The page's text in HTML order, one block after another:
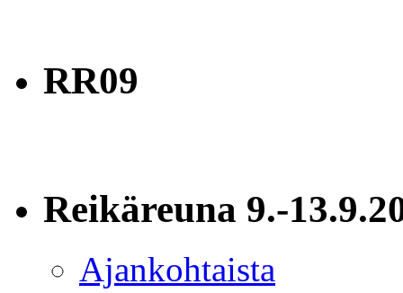
RR09
Reikäreuna 9.-
Ajankohtaista